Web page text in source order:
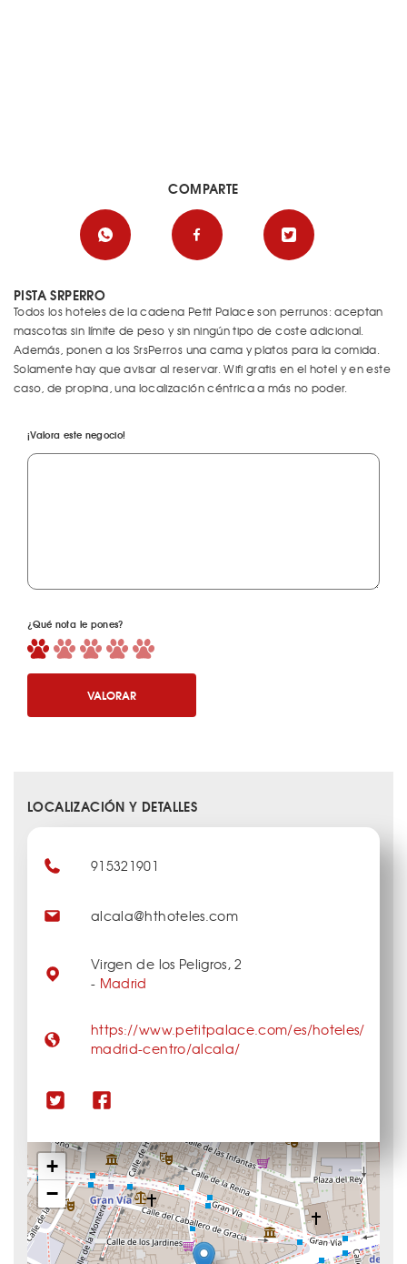
PISTA SRPERRO
Todos los hoteles de la cadena Petit Palace son perrunos: aceptan
mascotas sin límite de peso y sin ningún tipo de coste adicional.
Además, ponen a los SrsPerros una cama y platos para la comida.
Solamente hay que avisar al reservar. Wifi gratis en el hotel y en este
caso, de propina, una localización céntrica a más no poder.
¡Valora este negocio!
¿Qué nota le pones?
VALORAR
COMPARTE
LOCALIZACIÓN Y DETALLES
+
−
915321901
alcala@hthoteles.com
Virgen de los Peligros, 2
- Madrid
https://www.petitpalace.com/es/hoteles/
madrid-centro/alcala/